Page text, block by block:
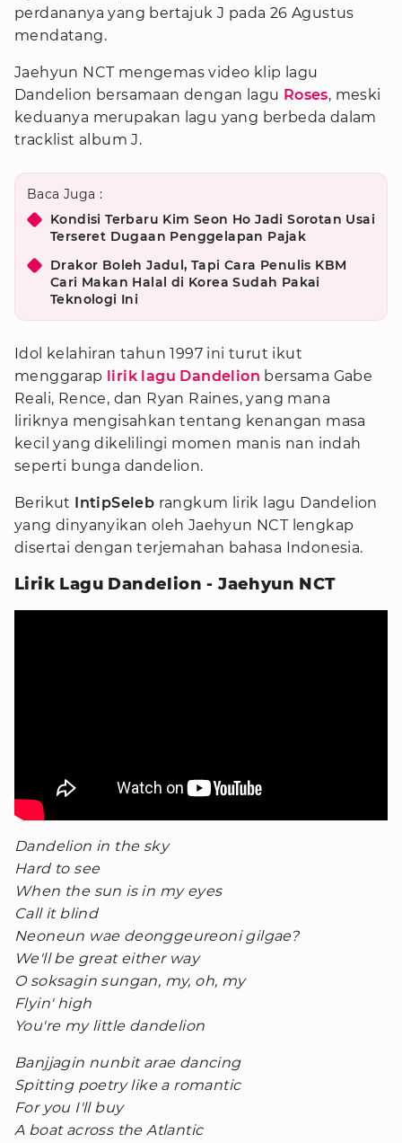
perdananya yang bertajuk J pada 26 Agustus
mendatang.
Jaehyun NCT mengemas video klip lagu
Dandelion bersamaan dengan lagu Roses, meski
keduanya merupakan lagu yang berbeda dalam
tracklist album J.
Baca Juga :
Kondisi Terbaru Kim Seon Ho Jadi Sorotan Usai
Terseret Dugaan Penggelapan Pajak
Drakor Boleh Jadul, Tapi Cara Penulis KBM
Cari Makan Halal di Korea Sudah Pakai
Teknologi Ini
Idol kelahiran tahun 1997 ini turut ikut
menggarap lirik lagu Dandelion bersama Gabe
Reali, Rence, dan Ryan Raines, yang mana
liriknya mengisahkan tentang kenangan masa
kecil yang dikelilingi momen manis nan indah
seperti bunga dandelion.
Berikut IntipSeleb rangkum lirik lagu Dandelion
yang dinyanyikan oleh Jaehyun NCT lengkap
disertai dengan terjemahan bahasa Indonesia.
Lirik Lagu Dandelion - Jaehyun NCT
Dandelion in the sky
Hard to see
When the sun is in my eyes
Call it blind
Neoneun wae deonggeureoni gilgae?
We'll be great either way
O soksagin sungan, my, oh, my
Flyin' high
You're my little dandelion
Banjjagin nunbit arae dancing
Spitting poetry like a romantic
For you I'll buy
A boat across the Atlantic